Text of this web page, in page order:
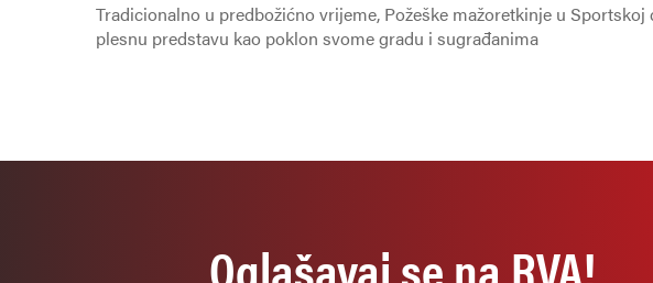
Tradicionalno u predbožićno vrijeme, Požeške mažoretkinje u
plesnu predstavu kao poklon svome gradu i sugrađanima
Oglašavaj se na RVA!